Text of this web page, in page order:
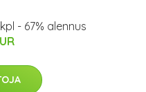
- 67% alennus